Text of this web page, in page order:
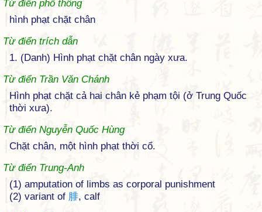
Từ điển phổ thông
hình phạt chặt chân
Từ điển trích dẫn
1. (Danh) Hình phạt chặt chân ngày xưa.
Từ điển Trần Văn Chánh
Hình phạt chặt cả hai chân kẻ phạm tội (ở Trung Quốc
thời xưa).
Từ điển Nguyễn Quốc Hùng
Chặt chân, một hình phạt thời cổ.
Từ điển Trung-Anh
(1) amputation of limbs as corporal punishment
(2) variant of 腓, calf